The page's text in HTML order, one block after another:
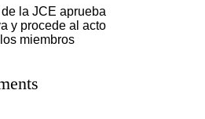
la JCE aprueba
y procede al acto
miembros